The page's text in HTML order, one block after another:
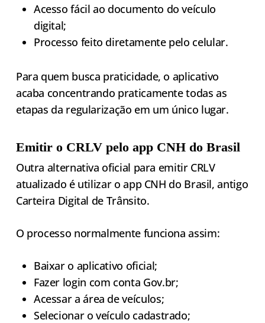
Acesso fácil ao documento do veículo
digital;
Processo feito diretamente pelo celular.
Para quem busca praticidade, o aplicativo
acaba concentrando praticamente todas as
etapas da regularização em um único lugar.
Emitir o CRLV pelo app CNH do Brasil
Outra alternativa oficial para emitir CRLV
atualizado é utilizar o app CNH do Brasil, antigo
Carteira Digital de Trânsito.
O processo normalmente funciona assim:
Baixar o aplicativo oficial;
Fazer login com conta Gov.br;
Acessar a área de veículos;
Selecionar o veículo cadastrado;